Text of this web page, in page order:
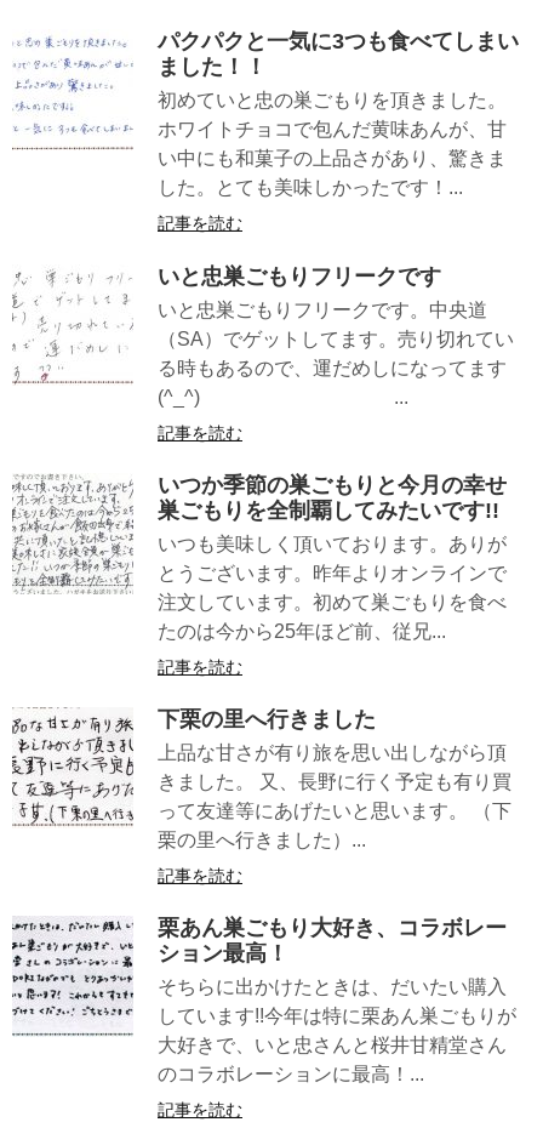
パクパクと一気に3つも食べてしまい
ました！！
初めていと忠の巣ごもりを頂きました。
ホワイトチョコで包んだ黄味あんが、甘
い中にも和菓子の上品さがあり、驚きま
した。とても美味しかったです！...
記事を読む
いと忠巣ごもりフリークです
いと忠巣ごもりフリークです。中央道
（SA）でゲットしてます。売り切れてい
る時もあるので、運だめしになってます
(^_^) ...
記事を読む
いつか季節の巣ごもりと今月の幸せ
巣ごもりを全制覇してみたいです!!
いつも美味しく頂いております。ありが
とうございます。昨年よりオンラインで
注文しています。初めて巣ごもりを食べ
たのは今から25年ほど前、従兄...
記事を読む
下栗の里へ行きました
上品な甘さが有り旅を思い出しながら頂
きました。 又、長野に行く予定も有り買
って友達等にあげたいと思います。 （下
栗の里へ行きました）...
記事を読む
栗あん巣ごもり大好き、コラボレー
ション最高！
そちらに出かけたときは、だいたい購入
しています!!今年は特に栗あん巣ごもりが
大好きで、いと忠さんと桜井甘精堂さん
のコラボレーションに最高！...
記事を読む